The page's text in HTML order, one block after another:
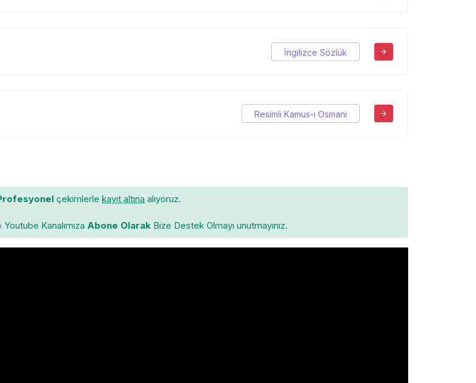
İngilizce Sözlük
Resimli Kamus-ı Osmani
çekimlerle kayıt altına alıyoruz.
Youtube Kanalımıza Abone Olarak Bize Destek Olmayı unutmayınız.